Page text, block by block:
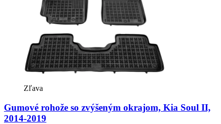
Zľava
Gumové rohože so zvýšeným okrajom, Kia Soul II,
2014-2019